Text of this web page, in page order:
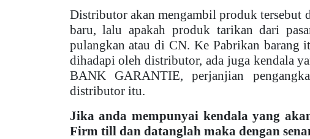
Distributor akan mengambil produk tersebut
baru, lalu apakah produk tarikan dari
pulangkan atau di CN. Ke Pabrikan barang
dihadapi oleh distributor, ada juga kendala
BANK GARANTIE, perjanjian
distributor itu.
Jika anda mempunyai kendala yang
Firm till dan datanglah maka dengan